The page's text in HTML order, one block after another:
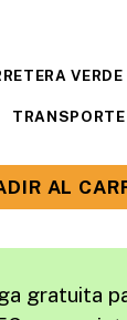
VERDE
TRANSPORTE
AL
gratuita